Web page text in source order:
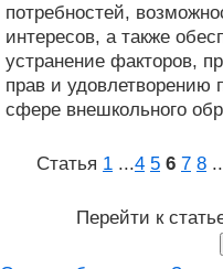
потребностей,
интересов, а также
устранение факторов,
прав и удовлетворению
сфере внешкольного
Статья 1 ...4 5 6 7 8
Перейти к